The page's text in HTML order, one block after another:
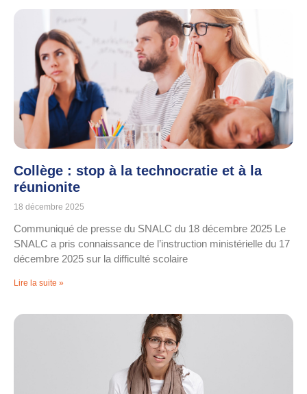
Collège : stop à la technocratie et à la
réunionite
18 décembre 2025
Communiqué de presse du SNALC du 18 décembre 2025 Le
SNALC a pris connaissance de l’instruction ministérielle du 17
décembre 2025 sur la difficulté scolaire
Lire la suite »